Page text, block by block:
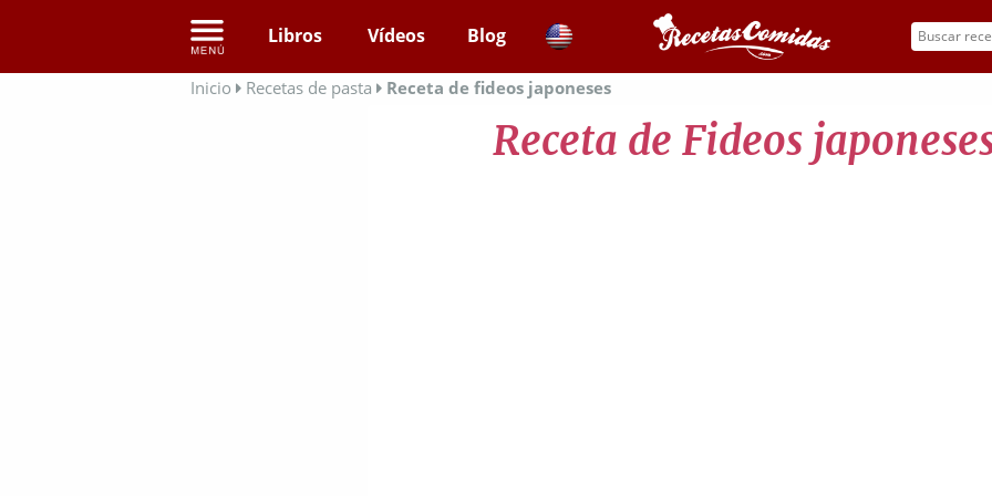
Libros Vídeos Blog
Inicio Recetas de pasta Receta de fideos japoneses
Receta de Fideos